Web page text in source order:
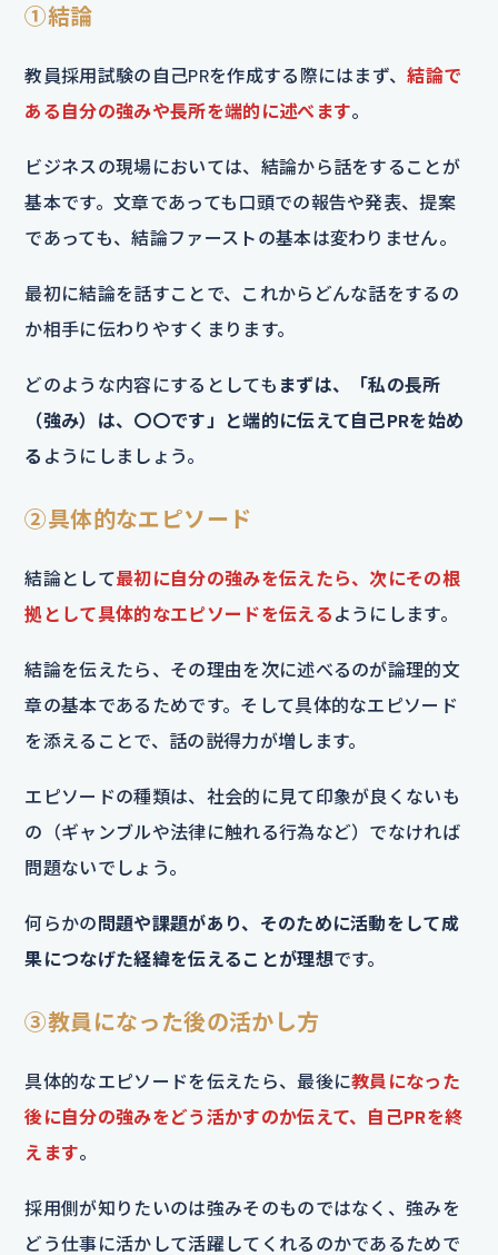
①結論
教員採用試験の自己PRを作成する際にはまず、結論で
ある自分の強みや長所を端的に述べます。
ビジネスの現場においては、結論から話をすることが
基本です。文章であっても口頭での報告や発表、提案
であっても、結論ファーストの基本は変わりません。
最初に結論を話すことで、これからどんな話をするの
か相手に伝わりやすくまります。
どのような内容にするとしても まずは、「私の長所
（強み）は、〇〇です」と端的に伝えて自己PRを始め
る ようにしましょう。
②具体的なエピソード
結論として最初に自分の強みを伝えたら、次にその根
拠として具体的なエピソードを伝える ようにします。
結論を伝えたら、その理由を次に述べるのが論理的文
章の基本であるためです。そして具体的なエピソード
を添えることで、話の説得力が増します。
エピソードの種類は、社会的に見て印象が良くないも
の（ギャンブルや法律に触れる行為など）でなければ
問題ないでしょう。
何らかの問題や課題があり、そのために活動をして成
果につなげた経緯を伝えることが理想です。
③教員になった後の活かし方
具体的なエピソードを伝えたら、最後に教員になった
後に自分の強みをどう活かすのか伝えて、自己PRを終
えます。
採用側が知りたいのは強みそのものではなく、強みを
どう仕事に活かして活躍してくれるのかであるためで